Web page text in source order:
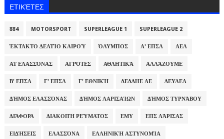
ΕΤΙΚΈΤΕΣ
884 MOTORSPORT SUPERLEAGUE 1 SUPERLEAGUE 2
ΈΚΤΑΚΤΟ ΔΕΛΤΊΟ ΚΑΙΡΟΎ ΌΛΥΜΠΟΣ Α' ΕΠΣΛ ΑΕΛ
ΑΤ ΕΛΑΣΣΌΝΑΣ ΑΓΡΌΤΕΣ ΑΘΛΗΤΙΚΆ ΑΛΛΆΖΟΥΜΕ
Β' ΕΠΣΛ Γ' ΕΠΣΛ Γ' ΕΘΝΙΚΉ ΔΕΔΔΗΕ ΑΕ ΔΕΥΑΕΛ
ΔΉΜΟΣ ΕΛΑΣΣΌΝΑΣ ΔΉΜΟΣ ΛΑΡΙΣΑΊΩΝ ΔΉΜΟΣ ΤΥΡΝΆΒΟΥ
ΔΙΆΦΟΡΑ ΔΙΑΚΟΠΉ ΡΕΎΜΑΤΟΣ ΕΜΥ ΕΠΣ ΛΆΡΙΣΑΣ
ΕΙΔΉΣΕΙΣ ΕΛΑΣΣΌΝΑ ΕΛΛΗΝΙΚΉ ΑΣΤΥΝΟΜΊΑ